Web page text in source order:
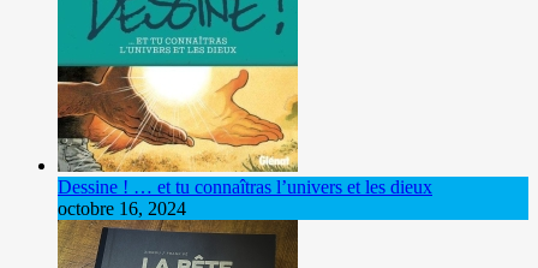
Dessine ! … et tu connaîtras l’univers et les dieux
octobre 16, 2024